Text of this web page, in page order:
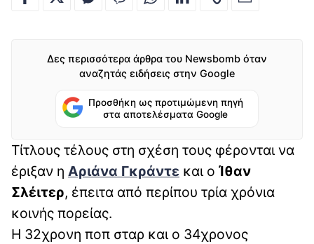
Δες περισσότερα άρθρα του Newsbomb όταν
αναζητάς ειδήσεις στην Google
Προσθήκη ως προτιμώμενη πηγή
στα αποτελέσματα Google
Τίτλους τέλους στη σχέση τους φέρονται να
έριξαν η Αριάνα Γκράντε και ο Ίθαν
Σλέιτερ, έπειτα από περίπου τρία χρόνια
κοινής πορείας.
Η 32χρονη ποπ σταρ και ο 34χρονος